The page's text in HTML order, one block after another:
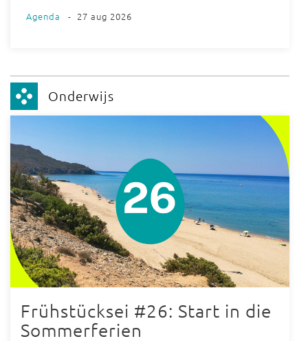
Agenda - 27 aug 2026
Onderwijs
Frühstücksei #26: Start in die
Sommerferien